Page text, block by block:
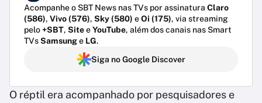
Acompanhe o SBT News nas TVs por assinatura Claro
(586), Vivo (576), Sky (580) eOi (175), via streaming
pelo+SBT, SiteeYouTube, além dos canais nas Smart
TVsSamsunge LG.
Siga no Google Discover
O réptil era acompanhado por pesquisadores e